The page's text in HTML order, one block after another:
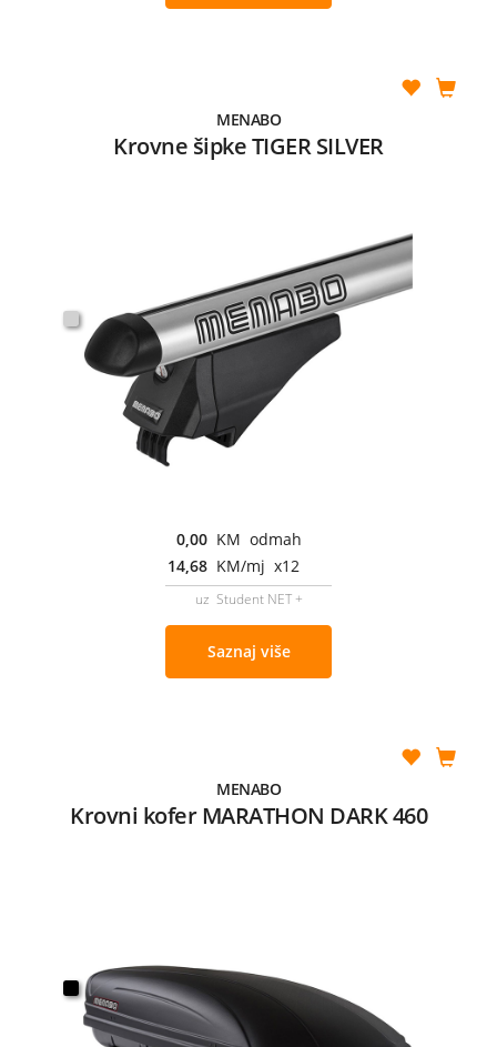
MENABO
Krovne šipke TIGER SILVER
0,00 KM odmah
14,68 KM/mj x12
uz Student NET +
Saznaj više
MENABO
Krovni kofer MARATHON DARK 460